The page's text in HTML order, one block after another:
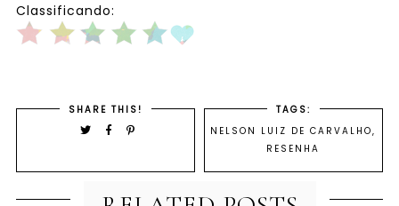
Classificando:
SHARE THIS!
TAGS:
NELSON LUIZ DE CARVALHO,
RESENHA